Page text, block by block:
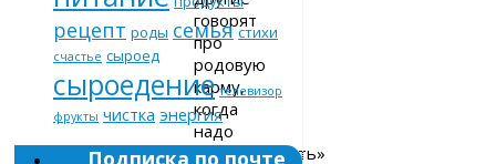
говорят
про
родовую
карму,
когда
надо
«отрабатывать»
рецепт роды семья стихи
счастье сыроед
сыроедение телевизор
фрукты чистка энергия
Подписка по почте